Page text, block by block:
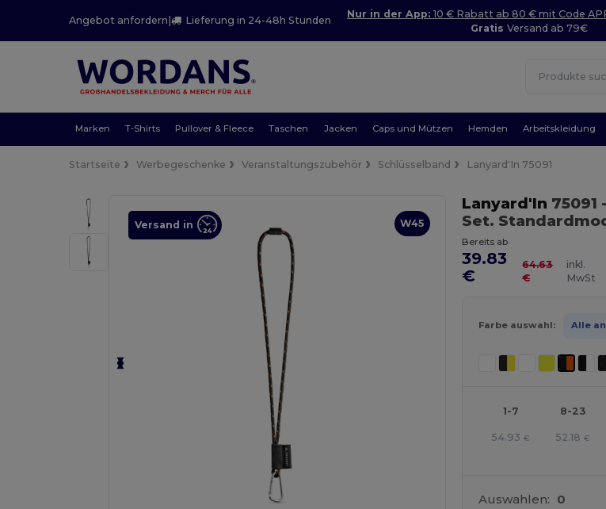
Angebot anfordern | Lieferung in 24-48h Stunden
Nur in der App: 10 € Rabatt ab 80 € mit Code
GratisVersand ab 79€
Marken T-Shirts Pullover & Fleece Taschen Jacken Caps und Mützen Hemden Arbeitskleidung
Startseite Werbegeschenke Veranstaltungszubehör Schlüsselband Lanyard'In 75091
W45
Versand in
Lanyard'In 75091
Set.
Bereits ab
39.83
€
64.63
€
inkl.
MwSt
Farbe auswahl: Alle
1-7 8-23
54.93 € 52.18 €
Auswahlen: 0